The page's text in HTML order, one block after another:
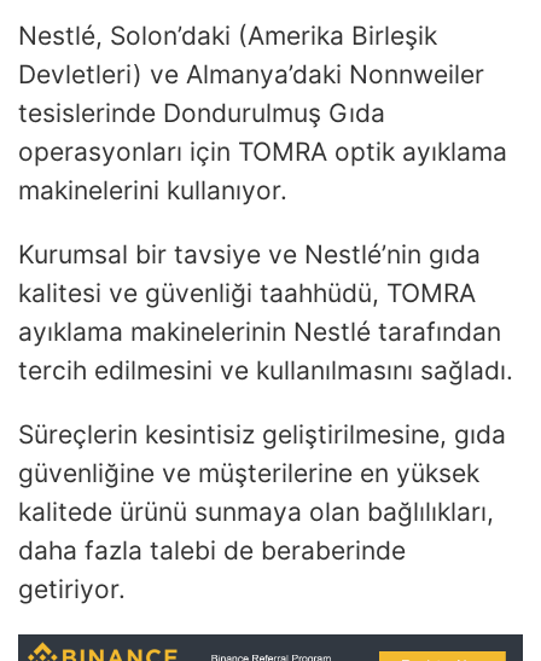
Nestlé, Solon’daki (Amerika Birleşik
Devletleri) ve Almanya’daki Nonnweiler
tesislerinde Dondurulmuş Gıda
operasyonları için TOMRA optik ayıklama
makinelerini kullanıyor.
Kurumsal bir tavsiye ve Nestlé’nin gıda
kalitesi ve güvenliği taahhüdü, TOMRA
ayıklama makinelerinin Nestlé tarafından
tercih edilmesini ve kullanılmasını sağladı.
Süreçlerin kesintisiz geliştirilmesine, gıda
güvenliğine ve müşterilerine en yüksek
kalitede ürünü sunmaya olan bağlılıkları,
daha fazla talebi de beraberinde
getiriyor.